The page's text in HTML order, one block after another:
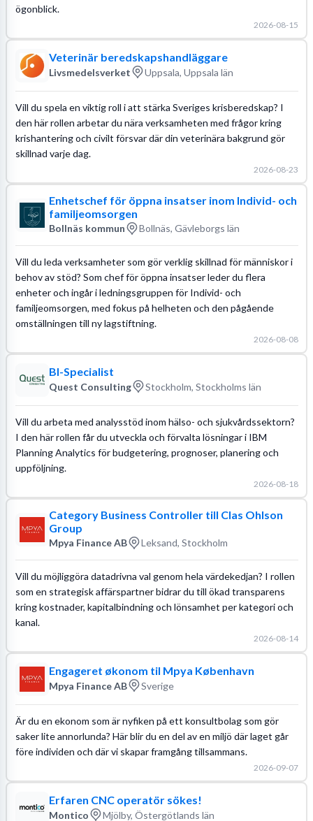
ögonblick.
2026-08-15
Veterinär beredskapshandläggare
Livsmedelsverket Uppsala, Uppsala län
Vill du spela en viktig roll i att stärka Sveriges krisberedskap? I
den här rollen arbetar du nära verksamheten med frågor kring
krishantering och civilt försvar där din veterinära bakgrund gör
skillnad varje dag.
2026-08-23
Enhetschef för öppna insatser inom Individ- och
familjeomsorgen
Bollnäs kommun Bollnäs, Gävleborgs län
Vill du leda verksamheter som gör verklig skillnad för människor i
behov av stöd? Som chef för öppna insatser leder du flera
enheter och ingår i ledningsgruppen för Individ- och
familjeomsorgen, med fokus på helheten och den pågående
omställningen till ny lagstiftning.
2026-08-08
BI-Specialist
Quest Consulting Stockholm, Stockholms län
Vill du arbeta med analysstöd inom hälso- och sjukvårdssektorn?
I den här rollen får du utveckla och förvalta lösningar i IBM
Planning Analytics för budgetering, prognoser, planering och
uppföljning.
2026-08-18
Category Business Controller till Clas Ohlson
Group
Mpya Finance AB Leksand, Stockholm
Vill du möjliggöra datadrivna val genom hela värdekedjan? I rollen
som en strategisk affärspartner bidrar du till ökad transparens
kring kostnader, kapitalbindning och lönsamhet per kategori och
kanal.
2026-08-14
Engageret økonom til Mpya København
Mpya Finance AB Sverige
Är du en ekonom som är nyfiken på ett konsultbolag som gör
saker lite annorlunda? Här blir du en del av en miljö där laget går
före individen och där vi skapar framgång tillsammans.
2026-09-07
Erfaren CNC operatör sökes!
Montico Mjölby, Östergötlands län